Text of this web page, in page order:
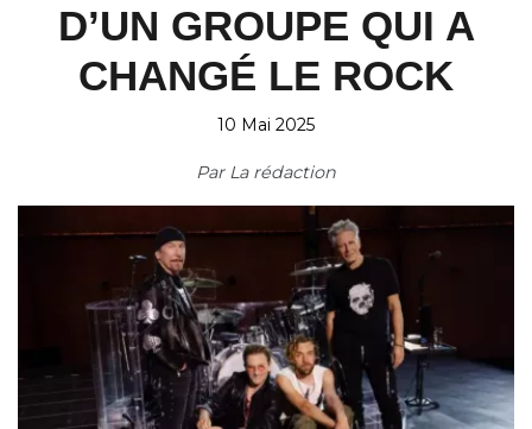
D’UN GROUPE QUI A
CHANGÉ LE ROCK
10 Mai 2025
Par La rédaction